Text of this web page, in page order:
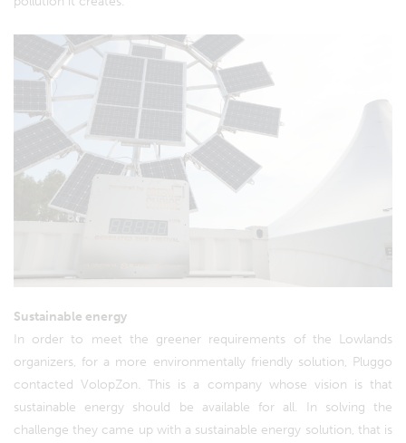
Sustainable energy
In order to meet the greener requirements of the Lowlands
organizers, for a more environmentally friendly solution, Pluggo
contacted VolopZon. This is a company whose vision is that
sustainable energy should be available for all. In solving the
challenge they came up with a sustainable energy solution, that is